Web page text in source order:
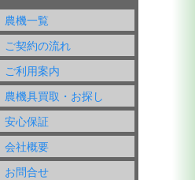
農機一覧
ご契約の流れ
ご利用案内
農機具買取・お探し
安心保証
会社概要
お問合せ